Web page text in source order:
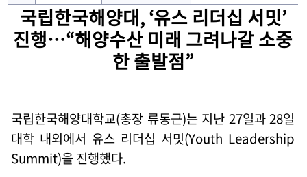
국립한국해양대, ‘유스 리더십 서밋’
진행…“해양수산 미래 그려나갈 소중
한 출발점”
국립한국해양대학교(총장 류동근)는 지난 27일과 28일
대학 내외에서 유스 리더십 서밋(Youth Leadership
Summit)을 진행했다.